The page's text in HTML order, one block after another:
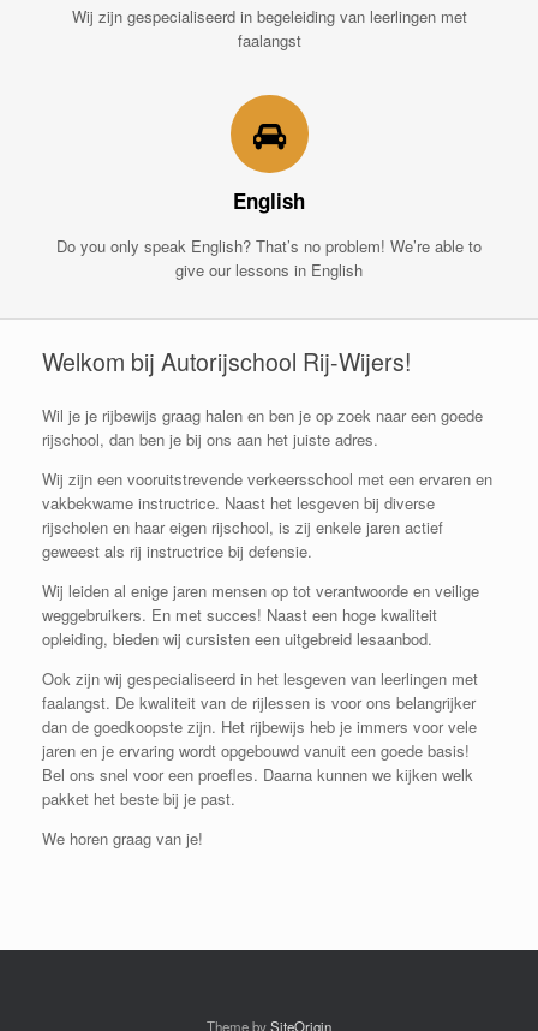
Wij zijn gespecialiseerd in begeleiding van leerlingen met
faalangst
English
Do you only speak English? That’s no problem! We’re able to
give our lessons in English
Welkom bij Autorijschool Rij-Wijers!
Wil je je rijbewijs graag halen en ben je op zoek naar een goede
rijschool, dan ben je bij ons aan het juiste adres.
Wij zijn een vooruitstrevende verkeersschool met een ervaren en
vakbekwame instructrice. Naast het lesgeven bij diverse
rijscholen en haar eigen rijschool, is zij enkele jaren actief
geweest als rij instructrice bij defensie.
Wij leiden al enige jaren mensen op tot verantwoorde en veilige
weggebruikers. En met succes! Naast een hoge kwaliteit
opleiding, bieden wij cursisten een uitgebreid lesaanbod.
Ook zijn wij gespecialiseerd in het lesgeven van leerlingen met
faalangst. De kwaliteit van de rijlessen is voor ons belangrijker
dan de goedkoopste zijn. Het rijbewijs heb je immers voor vele
jaren en je ervaring wordt opgebouwd vanuit een goede basis!
Bel ons snel voor een proefles. Daarna kunnen we kijken welk
pakket het beste bij je past.
We horen graag van je!
Theme bySiteOrigin